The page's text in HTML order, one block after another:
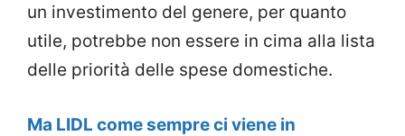
un investimento del genere, per quanto
utile, potrebbe non essere in cima alla lista
delle priorità delle spese domestiche.
Ma LIDL come sempre ci viene in